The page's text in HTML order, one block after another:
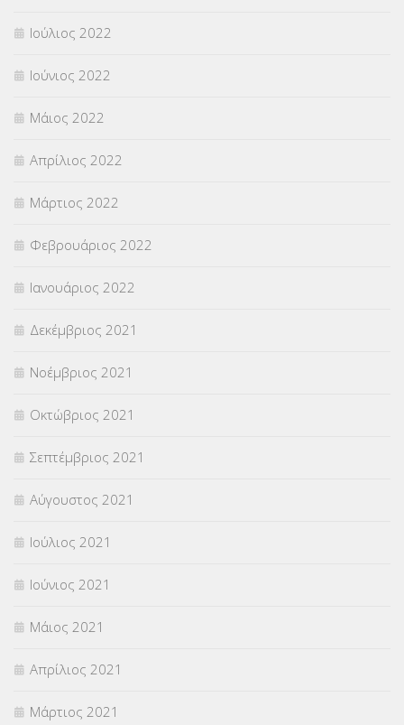
Ιούλιος 2022
Ιούνιος 2022
Μάιος 2022
Απρίλιος 2022
Μάρτιος 2022
Φεβρουάριος 2022
Ιανουάριος 2022
Δεκέμβριος 2021
Νοέμβριος 2021
Οκτώβριος 2021
Σεπτέμβριος 2021
Αύγουστος 2021
Ιούλιος 2021
Ιούνιος 2021
Μάιος 2021
Απρίλιος 2021
Μάρτιος 2021